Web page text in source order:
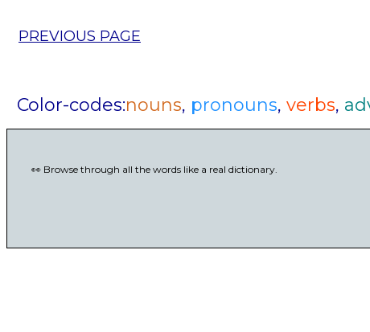
PREVIOUS PAGE
Color-codes:nouns, pronouns, verbs,
👀 Browse through all the words like a real dictionary.